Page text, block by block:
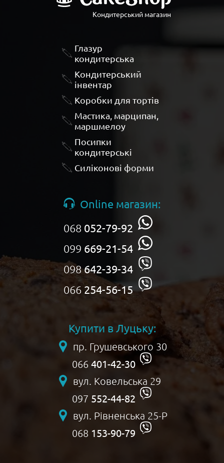
Кондитерський магазин
Глазур
кондитерська
Кондитерський
інвентар
Коробки для тортів
Мастика, марципан,
маршмелоу
Посипки
кондитерські
Силіконові форми
Online магазин:
068 052-79-92
099 669-21-54
098642-39-34
066 254-56-15
Купити в Луцьку:
пр. Грушевського 30
066 401-42-30
вул. Ковельська 29
097 552-44-82
вул. Рівненська 25-Р
068 153-90-79